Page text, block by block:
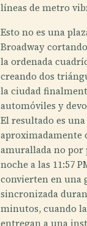
líneas de metro
Esto no es una
Broadway
la ordenada
creando dos
la ciudad
automóviles y
El resultado es
aproximadamente
amurallada no por
noche a las 11:57
convierten en una
sincronizada
minutos, cuando
entregan a una